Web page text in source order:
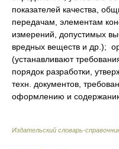
показателей качества,
передачам, элементам
измерений, допустимых
вредных веществ и др.);
(устанавливают
порядок разработки,
техн. документов,
оформлению и
Издательский словарь-